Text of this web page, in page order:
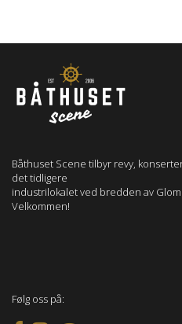
Båthuset Scene tilbyr revy,
det tidligere
industrilokalet ved bredden av
Velkommen!
Følg oss på: